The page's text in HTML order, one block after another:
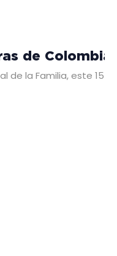
de
de la Familia, este 15